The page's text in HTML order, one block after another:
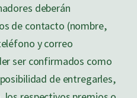
deberán
de contacto (nombre,
y correo
ser confirmados como
de entregarles,